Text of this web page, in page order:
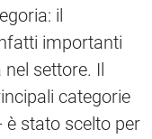
il
importanti
settore. Il
categorie
è stato scelto per